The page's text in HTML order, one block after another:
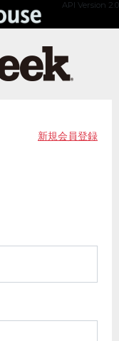
API Version 2.0
新規会員登録